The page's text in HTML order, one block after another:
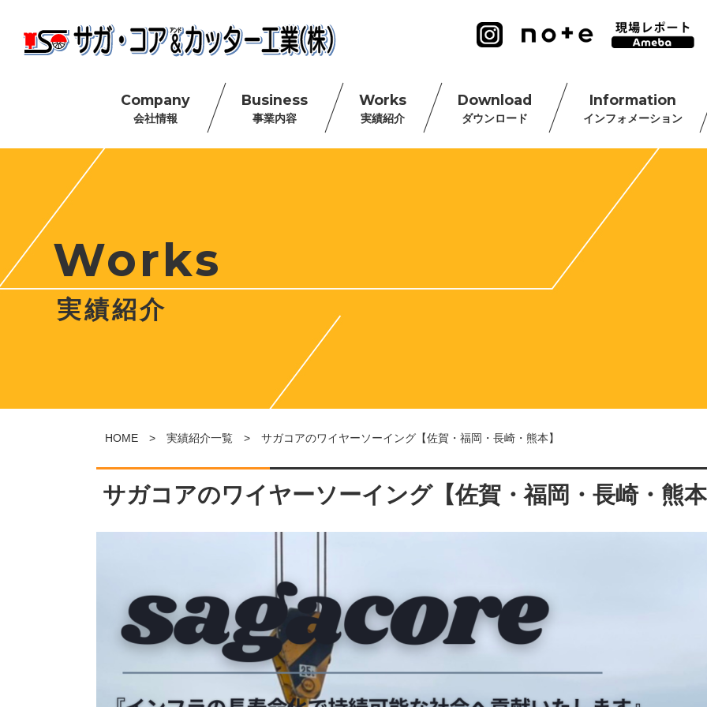
Company
会社情報
Business
事業内容
Works
実績紹介
Download
ダウンロード
Information
インフォメーション
Works
実績紹介
HOME > 実績紹介一覧 > サガコアのワイヤーソーイング【佐賀・福岡・長崎・熊本】
サガコアのワイヤーソーイング【佐賀・福岡・長崎・熊